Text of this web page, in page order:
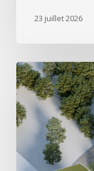
23 juillet 2026
Avec
5
actes
signés
pour
créer